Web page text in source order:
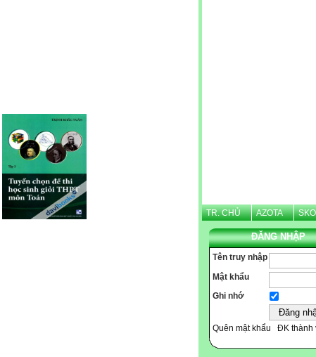
TR. CHỦ AZOTA
ĐĂNG NHẬP
Tên truy nhập
Mật khẩu
Ghi nhớ
Quên mật khẩu ĐK thành